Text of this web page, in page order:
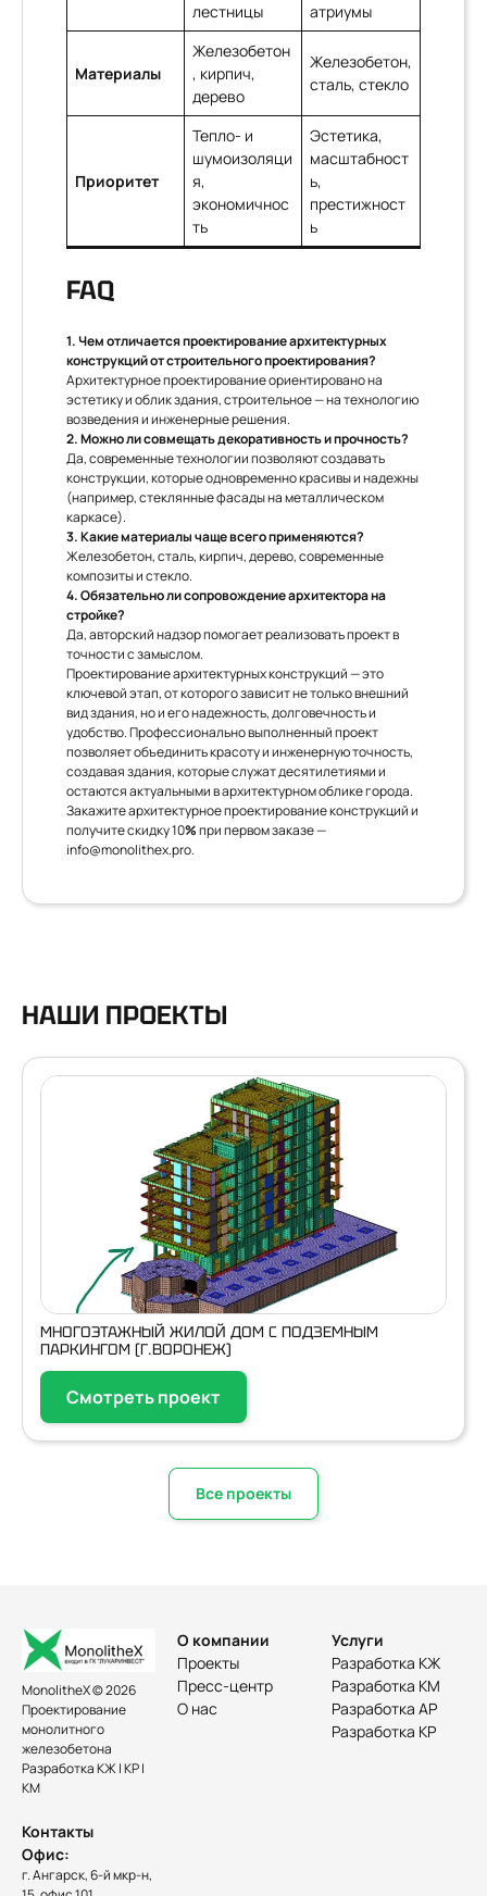
лестницы
атриумы
Материалы
Железобетон
, кирпич,
дерево
Железобетон,
сталь, стекло
Приоритет
Тепло- и
шумоизоляци
я,
экономичнос
ть
Эстетика,
масштабност
ь,
престижност
ь
FAQ
1. Чем отличается проектирование архитектурных
конструкций от строительного проектирования?
Архитектурное проектирование ориентировано на
эстетику и облик здания, строительное — на технологию
возведения и инженерные решения.
2. Можно ли совмещать декоративность и прочность?
Да, современные технологии позволяют создавать
конструкции, которые одновременно красивы и надежны
(например, стеклянные фасады на металлическом
каркасе).
3. Какие материалы чаще всего применяются?
Железобетон, сталь, кирпич, дерево, современные
композиты и стекло.
4. Обязательно ли сопровождение архитектора на
стройке?
Да, авторский надзор помогает реализовать проект в
точности с замыслом.
Проектирование архитектурных конструкций — это
ключевой этап, от которого зависит не только внешний
вид здания, но и его надежность, долговечность и
удобство. Профессионально выполненный проект
позволяет объединить красоту и инженерную точность,
создавая здания, которые служат десятилетиями и
остаются актуальными в архитектурном облике города.
Закажите архитектурное проектирование конструкций и
получите скидку 10%при первом заказе —
info@monolithex.pro.
НАШИ ПРОЕКТЫ
МНОГОЭТАЖНЫЙ ЖИЛОЙ ДОМ С ПОДЗЕМНЫМ
ПАРКИНГОМ (Г.ВОРОНЕЖ)
Смотреть проект
Все проекты
MonolitheX © 2026
Проектирование
монолитного
железобетона
Разработка КЖ | КР |
КМ
О компании
Проекты
Пресс-центр
О нас
Услуги
Разработка КЖ
Разработка КМ
Разработка АР
Разработка КР
Контакты
Офис:
г. Ангарск, 6-й мкр-н,